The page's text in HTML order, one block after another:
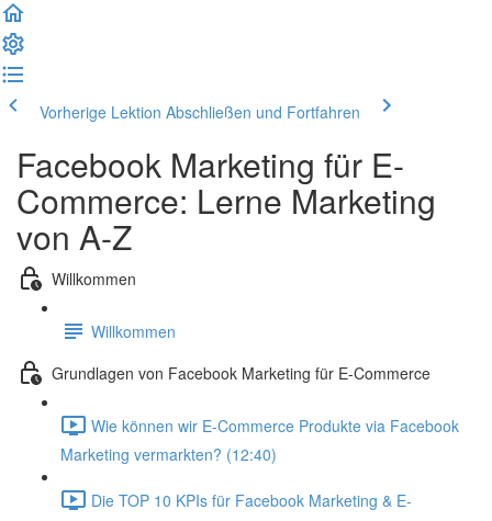
Vorherige Lektion Abschließen und Fortfahren
Facebook Marketing für E-
Commerce: Lerne Marketing
von A-Z
Willkommen
Willkommen
Grundlagen von Facebook Marketing für E-Commerce
Wie können wir E-Commerce Produkte via Facebook
Marketing vermarkten? (12:40)
Die TOP 10 KPIs für Facebook Marketing & E-